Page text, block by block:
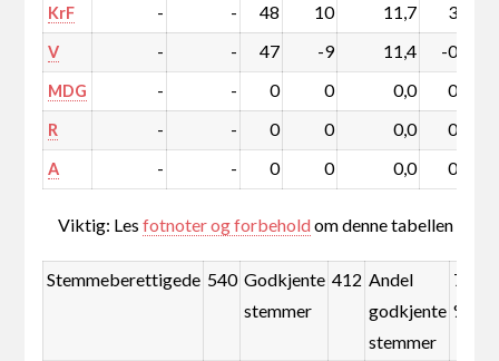
KrF - - 48 10 11,7 3,6
V - - 47 -9 11,4 -0,5
MDG - - 0 0 0,0 0,0
R - - 0 0 0,0 0,0
A - - 0 0 0,0 0,0
Viktig: Lesfotnoter og forbeholdom denne tabellen
Stemmeberettigede 540 Godkjente
stemmer
412 Andel
godkjente
stemmer
76,3
%